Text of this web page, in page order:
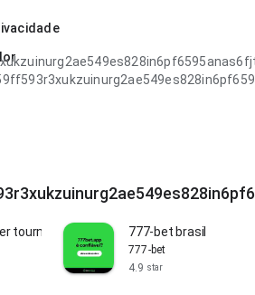
tournament 777-bet brasil
777-bet
4.9 star